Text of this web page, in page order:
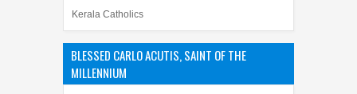
Kerala Catholics
BLESSED CARLO ACUTIS, SAINT OF THE
MILLENNIUM